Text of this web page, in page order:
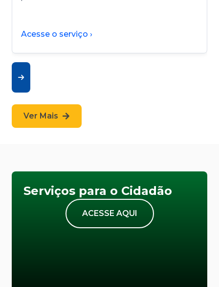
Acesse o serviço ›
Ver Mais
Serviços para o Cidadão
ACESSE AQUI